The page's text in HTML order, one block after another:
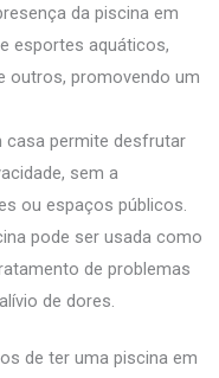
da piscina em
esportes aquáticos,
outros, promovendo um
casa permite desfrutar
sem a
ou espaços públicos.
pode ser usada como
de problemas
de dores.
de ter uma piscina em